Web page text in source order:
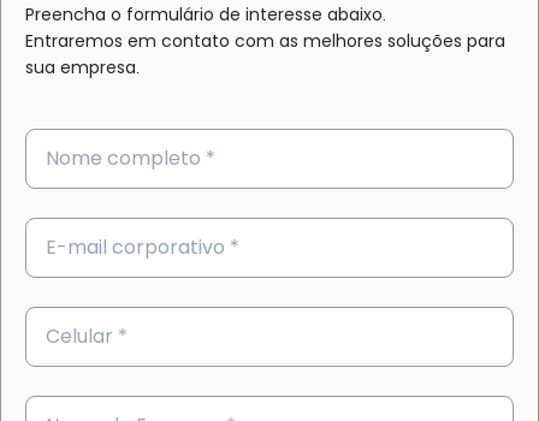
Preencha o formulário de interesse abaixo.
Entraremos em contato com as melhores soluções para
sua empresa.